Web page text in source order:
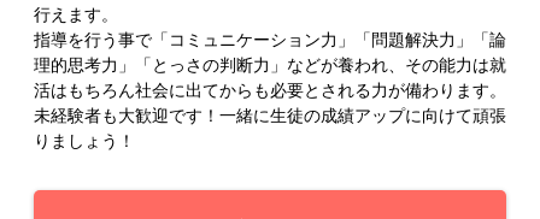
行えます。
指導を行う事で「コミュニケーション力」「問題解決力」「論
理的思考力」「とっさの判断力」などが養われ、その能力は就
活はもちろん社会に出てからも必要とされる力が備わります。
未経験者も大歓迎です！一緒に生徒の成績アップに向けて頑張
りましょう！